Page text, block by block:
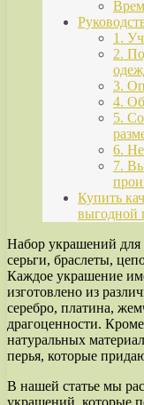
1.
2.
3.
4.
5.
6. Не
7.
Купить
выгодной
Набор украшений для
серьги, браслеты,
Каждое украшение
изготовлено из
серебро, платина,
драгоценности.
натуральных
перья, которые
В нашей статье мы